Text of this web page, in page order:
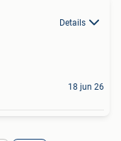
Details
18 jun 26